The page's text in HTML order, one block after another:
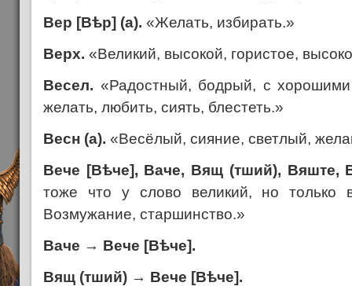
Вер [Вѣр] (а). «Желать, избирать.»
Верх. «Великий, высокой, гористое,
Весел. «Радостный, бодрый, с
желать, любить, сиять, блестеть.»
Весн (а). «Весёлый, сияние, светлый,
Вече [Вѣче], Ваче, Вящ (тший), Вяште,
тоже что у слово великий, но только
Возмужание, старшинство.»
Ваче → Вече [Вѣче].
Вящ (тший) → Вече [Вѣче].